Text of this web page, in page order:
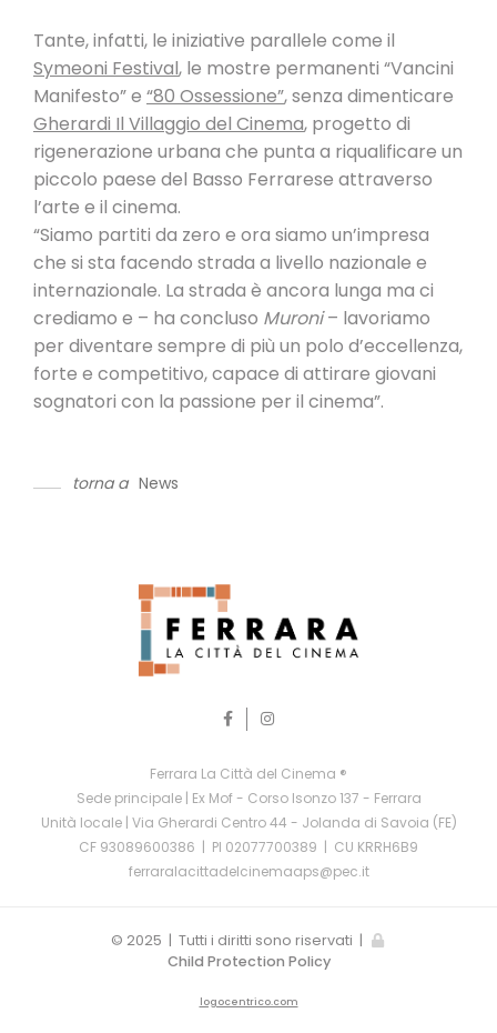
Tante, infatti, le iniziative parallele come il
Symeoni Festival, le mostre permanenti “Vancini
Manifesto” e “80 Ossessione”, senza dimenticare
Gherardi Il Villaggio del Cinema, progetto di
rigenerazione urbana che punta a riqualificare un
piccolo paese del Basso Ferrarese attraverso
l’arte e il cinema.
“Siamo partiti da zero e ora siamo un’impresa
che si sta facendo strada a livello nazionale e
internazionale. La strada è ancora lunga ma ci
crediamo e – ha concluso Muroni– lavoriamo
per diventare sempre di più un polo d’eccellenza,
forte e competitivo, capace di attirare giovani
sognatori con la passione per il cinema”.
torna a News
Ferrara La Città del Cinema ®
Sede principale | Ex Mof - Corso Isonzo 137 - Ferrara
Unità locale | Via Gherardi Centro 44 - Jolanda di Savoia (FE)
CF 93089600386 | PI 02077700389 | CU KRRH6B9
ferraralacittadelcinemaaps@pec.it
© 2025 | Tutti i diritti sono riservati |
Child Protection Policy
logocentrico.com